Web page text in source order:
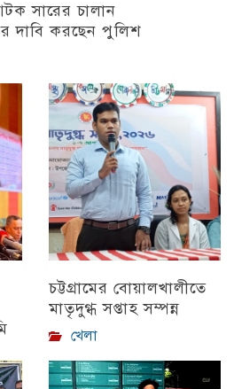
সারের চালান
দাবি করছেন পুলিশ
চট্টগ্রামের বোয়ালখালীতে
মাতৃদুগ্ধ সপ্তাহ সম্পন্ন
খেলা